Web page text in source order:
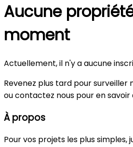
Aucune
moment
Actuellement, il n'y a aucune
Revenez plus tard pour surveiller
ou contactez nous pour en savoir
À propos
Pour vos projets les plus simples,